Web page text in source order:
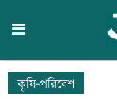
কৃষি-পরিবেশ